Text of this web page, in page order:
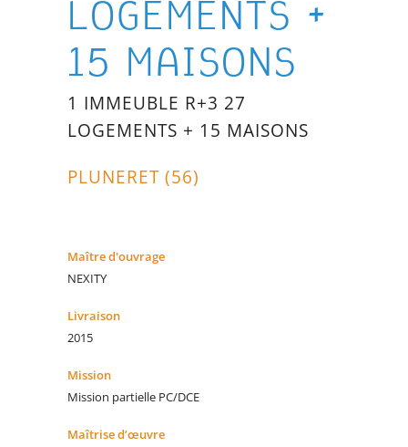
LOGEMENTS +
15 MAISONS
1 IMMEUBLE R+3 27
LOGEMENTS + 15 MAISONS
PLUNERET (56)
Maître d'ouvrage
NEXITY
Livraison
2015
Mission
Mission partielle PC/DCE
Maîtrise d’œuvre